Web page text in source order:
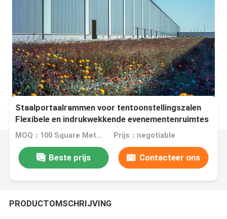
Staalportaalrammen voor tentoonstellingszalen
Flexibele en indrukwekkende evenementenruimtes
MOQ：100 Square Meters Prijs：negotiable
Beste prijs Contacteer ons
PRODUCTOMSCHRIJVING